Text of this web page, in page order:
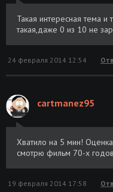
Такая интересная тема и
такая,даже 0 из 10 не
24 февраля 2014 12:54
cartmanez95
Хватило на 5 мин!
смотрю фильм 70-х
19 февраля 2014 17:58